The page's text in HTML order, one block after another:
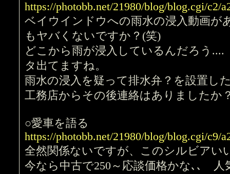
https://photobb.net/21980/blog/blog.cgi/c2/
ベイウインドウへの雨水の浸入動画が
もヤバくないですか？(笑)
どこから雨が浸入しているんだろう
タ出てますね。
雨水の浸入を疑って排水弁？を設置し
工務店からその後連絡はありましたか
○愛車を語る
https://photobb.net/21980/blog/blog.cgi/c9/
全然関係ないですが、このシルビアい
今なら中古で250～応談価格かな､､ 人